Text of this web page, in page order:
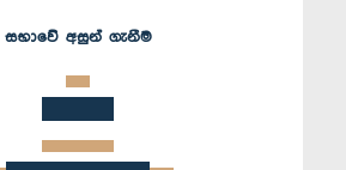
සභාවේ අසුන් ගැනීම